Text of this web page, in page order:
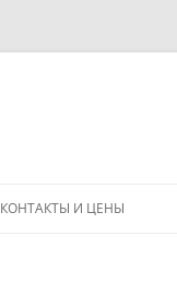
к
содержимому
КОНТАКТЫ И ЦЕНЫ